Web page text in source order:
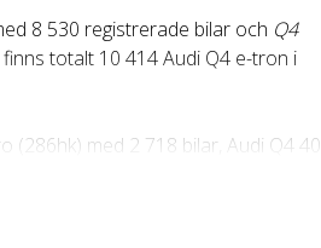
val SÖK
8 530 registrerade bilar och Q4
totalt 10 414 Audi Q4 e-tron i
med 2 718 bilar, Audi Q4 40